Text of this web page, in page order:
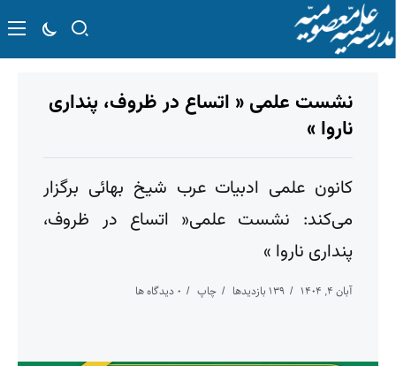
نشست علمی « اتساع در ظروف، پنداری
ناروا »
کانون علمی ادبیات عرب شیخ بهائی برگزار
می‌کند: نشست علمی« اتساع در ظروف،
پنداری ناروا »
آبان ۴, ۱۴۰۴ ۱۳۹ بازدیدها چاپ ۰ دیدگاه ها